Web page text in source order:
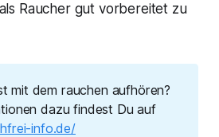
Raucher gut vorbereitet zu
mit dem rauchen aufhören?
dazu findest Du auf
info.de/